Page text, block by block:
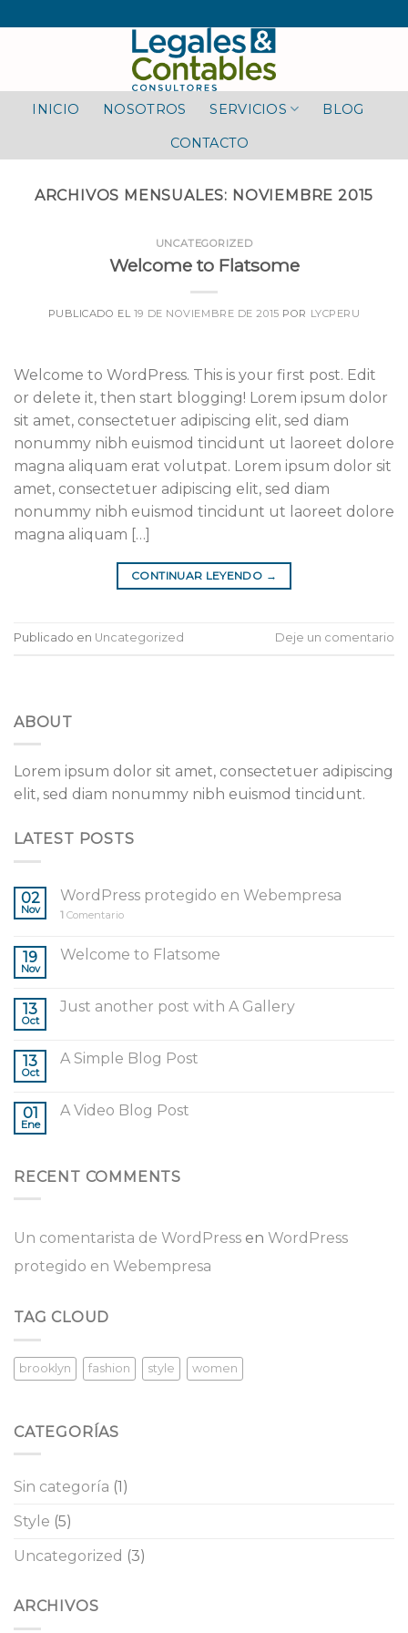
to
INICIO NOSOTROS SERVICIOS BLOG
CONTACTO
ARCHIVOS MENSUALES: NOVIEMBRE 2015
UNCATEGORIZED
Welcome to Flatsome
PUBLICADO EL 19 DE NOVIEMBRE DE 2015 POR LYCPERU
Welcome to WordPress. This is your first post. Edit
or delete it, then start blogging! Lorem ipsum dolor
sit amet, consectetuer adipiscing elit, sed diam
nonummy nibh euismod tincidunt ut laoreet dolore
magna aliquam erat volutpat. Lorem ipsum dolor sit
amet, consectetuer adipiscing elit, sed diam
nonummy nibh euismod tincidunt ut laoreet dolore
magna aliquam […]
CONTINUAR LEYENDO →
Publicado en Uncategorized Deje un comentario
ABOUT
Lorem ipsum dolor sit amet, consectetuer adipiscing
elit, sed diam nonummy nibh euismod tincidunt.
LATEST POSTS
02
Nov
WordPress protegido en Webempresa
1 Comentario
19
Nov
Welcome to Flatsome
13
Oct
Just another post with A Gallery
13
Oct
A Simple Blog Post
01
Ene
A Video Blog Post
RECENT COMMENTS
Un comentarista de WordPress en WordPress
protegido en Webempresa
TAG CLOUD
brooklyn fashion style women
CATEGORÍAS
Sin categoría (1)
Style (5)
Uncategorized (3)
ARCHIVOS